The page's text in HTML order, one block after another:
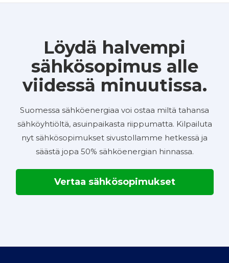
Löydä halvempi
sähkösopimus alle
viidessä minuutissa.
Suomessa sähköenergiaa voi ostaa miltä tahansa
sähköyhtiöltä, asuinpaikasta riippumatta. Kilpailuta
nyt sähkösopimukset sivustollamme hetkessä ja
säästä jopa 50% sähköenergian hinnassa.
Vertaa sähkösopimukset